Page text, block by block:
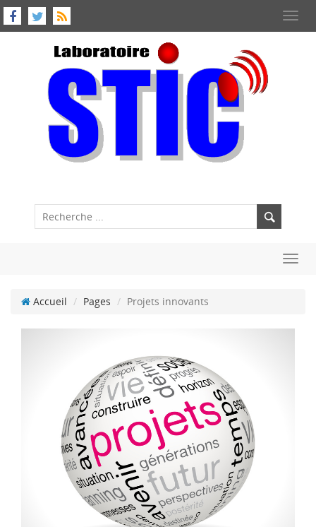
Accueil Pages Projets innovants